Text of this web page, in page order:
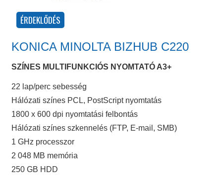
KONICA MINOLTA BIZHUB C220
SZÍNES MULTIFUNKCIÓS NYOMTATÓ A3+
22 lap/perc sebesség
Hálózati színes PCL, PostScript nyomtatás
1800 x 600 dpi nyomtatási felbontás
Hálózati színes szkennelés (FTP, E-mail, SMB)
1 GHz processzor
2 048 MB memória
250 GB HDD